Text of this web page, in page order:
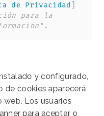
de Privacidad]
para la
y configurado,
de cookies aparecerá
Los usuarios
para aceptar o